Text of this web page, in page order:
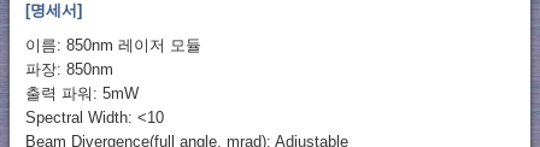
[명세서]
이름: 850nm 레이저 모듈
파장: 850nm
출력 파워: 5mW
Spectral Width: <10
Beam Divergence(full angle, mrad): Adjustable